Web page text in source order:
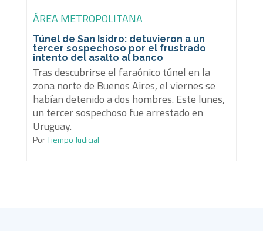
ÁREA METROPOLITANA
Túnel de San Isidro: detuvieron a un
tercer sospechoso por el frustrado
intento del asalto al banco
Tras descubrirse el faraónico túnel en la
zona norte de Buenos Aires, el viernes se
habían detenido a dos hombres. Este lunes,
un tercer sospechoso fue arrestado en
Uruguay.
PorTiempo Judicial